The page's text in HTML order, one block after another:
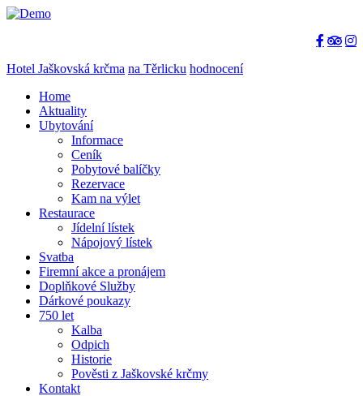
Hotel Jaškovská krčma na Těrlicku hodnocení
Home
Aktuality
Ubytování
Informace
Ceník
Pobytové balíčky
Rezervace
Kam na výlet
Restaurace
Jídelní lístek
Nápojový lístek
Svatba
Firemní akce a pronájem
Doplňkové Služby
Dárkové poukazy
750 let
Kalba
Odpich
Historie
Pověsti z Jaškovské krčmy
Kontakt